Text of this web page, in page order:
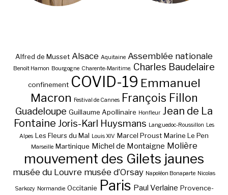
Alfred de Musset Alsace Aquitaine Assemblée nationale
Benoît Hamon Bourgogne Charente-Maritime. Charles Baudelaire
confinement COVID-19 Emmanuel
Macron
Festival de Cannes François Fillon
Guadeloupe Guillaume Apollinaire Honfleur Jean de La
Fontaine Joris-Karl Huysmans Languedoc-Roussillon Les
Alpes Les Fleurs du Mal Louis XIV Marcel Proust Marine Le Pen
Marseille Martinique Michel de Montaigne Molière
mouvement des Gilets jaunes
musée du Louvre musée d’Orsay Napoléon Bonaparte Nicolas
Sarkozy Normandie Occitanie Paris Paul Verlaine Provence-